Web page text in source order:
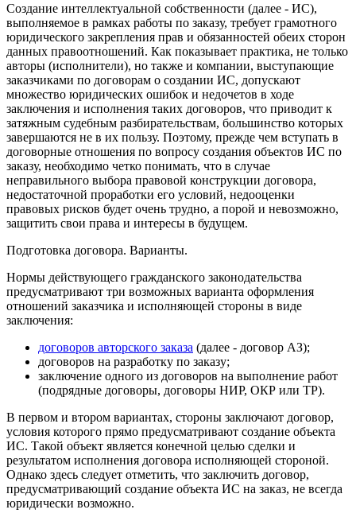
Создание интеллектуальной собственности (далее - ИС),
выполняемое в рамках работы по заказу, требует грамотного
юридического закрепления прав и обязанностей обеих сторон
данных правоотношений. Как показывает практика, не только
авторы (исполнители), но также и компании, выступающие
заказчиками по договорам о создании ИС, допускают
множество юридических ошибок и недочетов в ходе
заключения и исполнения таких договоров, что приводит к
затяжным судебным разбирательствам, большинство которых
завершаются не в их пользу. Поэтому, прежде чем вступать в
договорные отношения по вопросу создания объектов ИС по
заказу, необходимо четко понимать, что в случае
неправильного выбора правовой конструкции договора,
недостаточной проработки его условий, недооценки
правовых рисков будет очень трудно, а порой и невозможно,
защитить свои права и интересы в будущем.
Подготовка договора. Варианты.
Нормы действующего гражданского законодательства
предусматривают три возможных варианта оформления
отношений заказчика и исполняющей стороны в виде
заключения:
договоров авторского заказа (далее - договор АЗ);
договоров на разработку по заказу;
заключение одного из договоров на выполнение работ
(подрядные договоры, договоры НИР, ОКР или ТР).
В первом и втором вариантах, стороны заключают договор,
условия которого прямо предусматривают создание объекта
ИС. Такой объект является конечной целью сделки и
результатом исполнения договора исполняющей стороной.
Однако здесь следует отметить, что заключить договор,
предусматривающий создание объекта ИС на заказ, не всегда
юридически возможно.